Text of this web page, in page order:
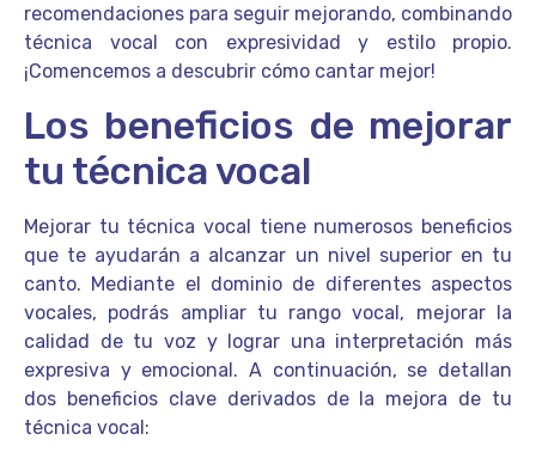
recomendaciones para seguir mejorando, combinando
técnica vocal con expresividad y estilo propio.
¡Comencemos a descubrir cómo cantar mejor!
Los beneficios de mejorar
tu técnica vocal
Mejorar tu técnica vocal tiene numerosos beneficios
que te ayudarán a alcanzar un nivel superior en tu
canto. Mediante el dominio de diferentes aspectos
vocales, podrás ampliar tu rango vocal, mejorar la
calidad de tu voz y lograr una interpretación más
expresiva y emocional. A continuación, se detallan
dos beneficios clave derivados de la mejora de tu
técnica vocal: